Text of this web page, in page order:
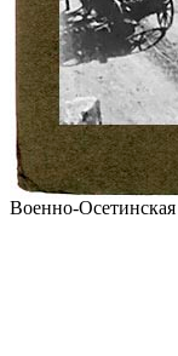
Военно-